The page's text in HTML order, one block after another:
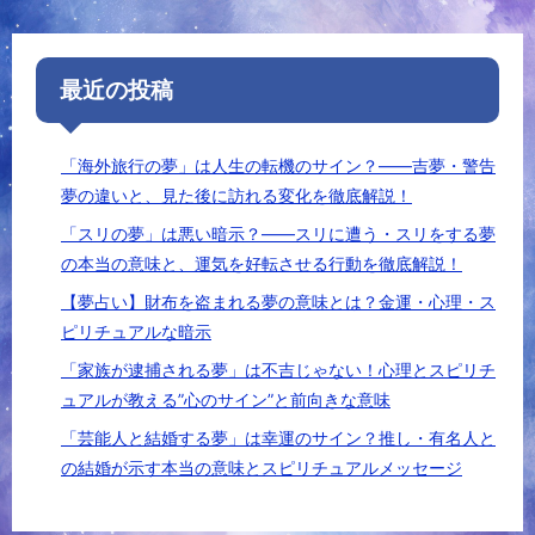
最近の投稿
「海外旅行の夢」は人生の転機のサイン？――吉夢・警告
夢の違いと、見た後に訪れる変化を徹底解説！
「スリの夢」は悪い暗示？――スリに遭う・スリをする夢
の本当の意味と、運気を好転させる行動を徹底解説！
【夢占い】財布を盗まれる夢の意味とは？金運・心理・ス
ピリチュアルな暗示
「家族が逮捕される夢」は不吉じゃない！心理とスピリチ
ュアルが教える”心のサイン”と前向きな意味
「芸能人と結婚する夢」は幸運のサイン？推し・有名人と
の結婚が示す本当の意味とスピリチュアルメッセージ